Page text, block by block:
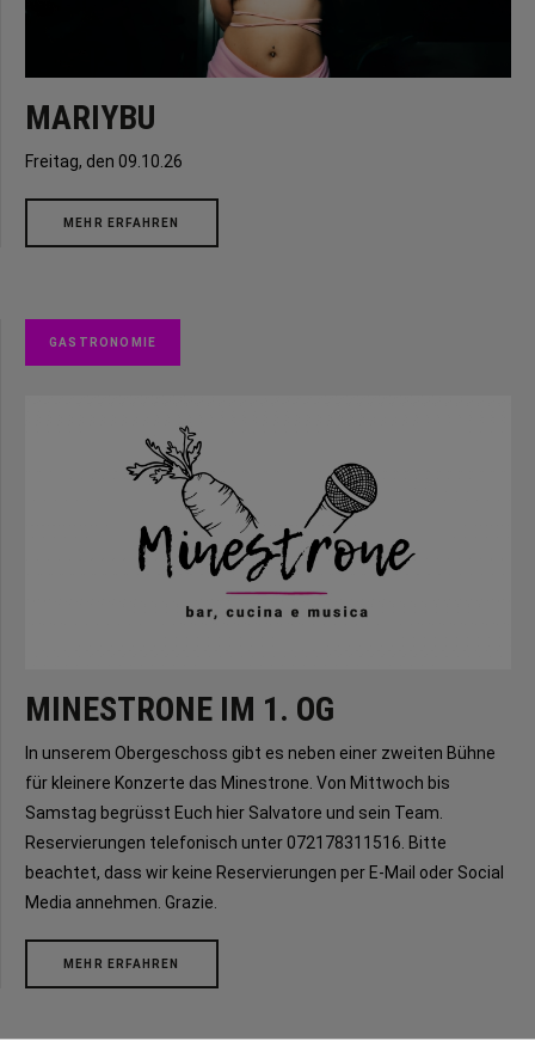
MARIYBU
Freitag, den 09.10.26
MEHR ERFAHREN
GASTRONOMIE
MINESTRONE IM 1. OG
In unserem Obergeschoss gibt es neben einer zweiten Bühne
für kleinere Konzerte das Minestrone. Von Mittwoch bis
Samstag begrüsst Euch hier Salvatore und sein Team.
Reservierungen telefonisch unter 072178311516. Bitte
beachtet, dass wir keine Reservierungen per E-Mail oder Social
Media annehmen. Grazie.
MEHR ERFAHREN